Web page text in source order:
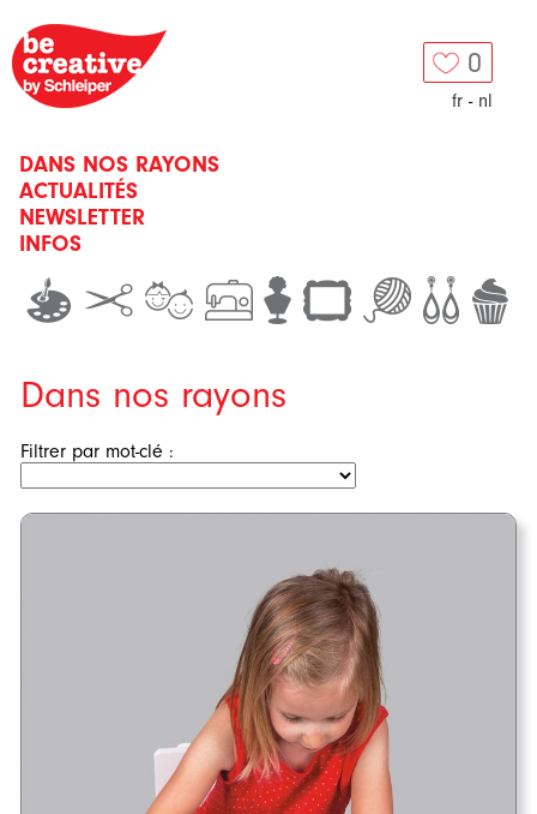
0
fr - nl
DANS NOS RAYONS
ACTUALITÉS
NEWSLETTER
INFOS
Dans nos rayons
Filtrer par mot-clé :